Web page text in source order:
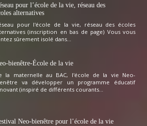
pour l’école de la vie, réseau des
alternatives
pour l'école de la vie, réseau des écoles
(inscription en bas de page) Vous vous
sûrement isolé dans...
bienêtre-École de la vie
la maternelle au BAC, l'école de la vie Neo-
va développer un programme éducatif
(inspiré de différents courants...
Neo-bienêtre pour l’école de la vie